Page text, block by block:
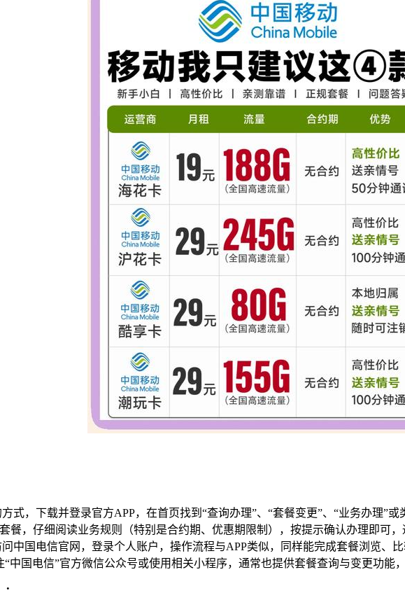
式，下载并登录官方APP，在首页找到“查询办理”、“套餐变更”、“业务办理”
餐，仔细阅读业务规则（特别是合约期、优惠期限制），按提示确认办理即可，
问中国电信官网，登录个人账户，操作流程与APP类似，同样能完成套餐浏览、比
“中国电信”官方微信公众号或使用相关小程序，通常也提供套餐查询与变更功能，